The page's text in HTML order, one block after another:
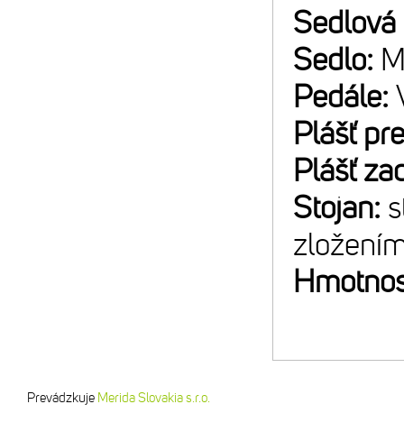
Sedlo:
Pedále:
Plášť
Plášť
Stojan:
Prevádzkuje Merida Slovakia s.r.o.